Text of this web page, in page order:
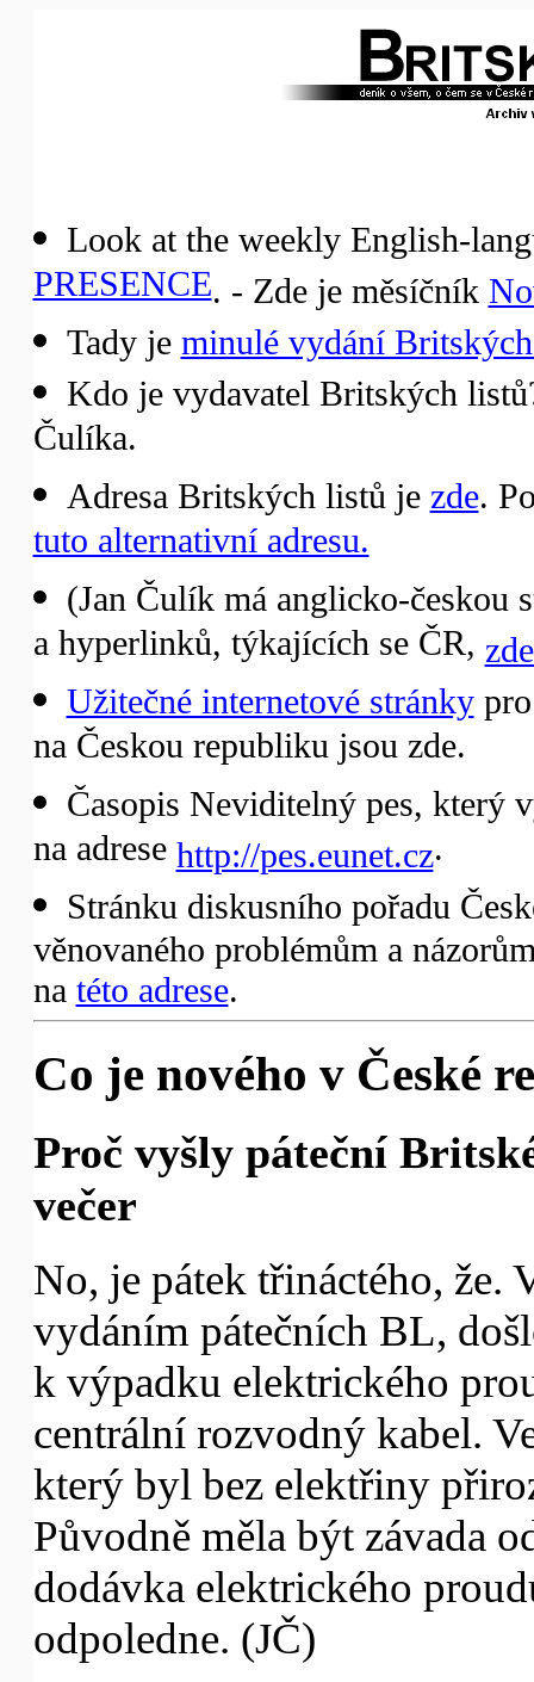
Look at the weekly English-
PRESENCE. - Zde je měsíčník
Tady je minulé vydání
Kdo je vydavatel Britských
Čulíka.
Adresa Britských listů je zde.
tuto alternativní adresu.
(Jan Čulík má anglicko-českou
a hyperlinků, týkajících se ČR,
Užitečné internetové stránkypro
na Českou republiku jsou zde.
Časopis Neviditelný pes, který
na adrese http://pes.eunet.cz.
Stránku diskusního pořadu
věnovaného problémům a
na této adrese.
Co je nového v České
Proč vyšly páteční
večer
No, je pátek třináctého, že.
vydáním pátečních BL,
k výpadku elektrického
centrální rozvodný kabel.
který byl bez elektřiny
Původně měla být závada
dodávka elektrického
odpoledne. (JČ)